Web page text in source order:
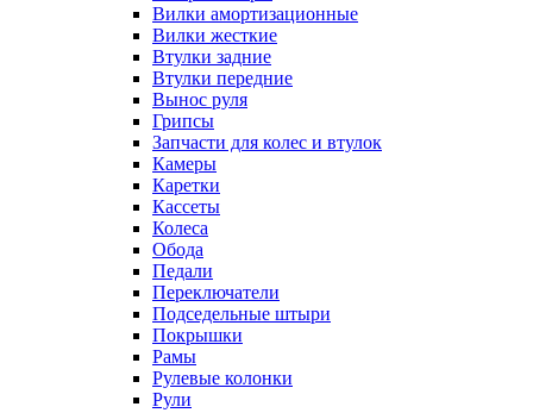
Вилки амортизационные
Вилки жесткие
Втулки задние
Втулки передние
Вынос руля
Грипсы
Запчасти для колес и втулок
Камеры
Каретки
Кассеты
Колеса
Обода
Педали
Переключатели
Подседельные штыри
Покрышки
Рамы
Рулевые колонки
Рули